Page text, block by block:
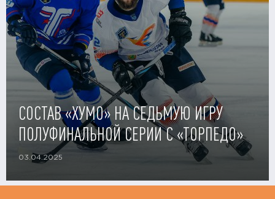
СОСТАВ «ХУМО» НА СЕДЬМУЮ ИГРУ
ПОЛУФИНАЛЬНОЙ СЕРИИ С «ТОРПЕДО»
03.04.2025